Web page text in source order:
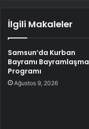
İlgili Makaleler
Samsun’da Kurban
Bayramı Bayramlaşma
Programı
Ağustos 9, 2026